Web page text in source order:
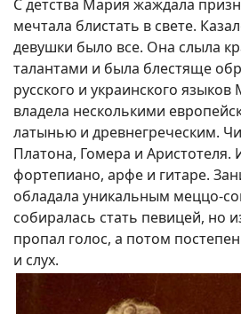
С детства Мария жаждала
мечтала блистать в свете.
девушки было все. Она слыла
талантами и была блестяще
русского и украинского
владела несколькими
латынью и древнегреческим.
Платона, Гомера и Аристотеля.
фортепиано, арфе и гитаре.
обладала уникальным меццо-
собиралась стать певицей, но
пропал голос, а потом
и слух.